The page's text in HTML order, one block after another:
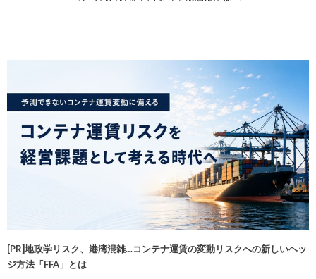
[PR]地政学リスク、港湾混雑…コンテナ運賃の変動リスクへの新しいヘッ
ジ方法「FFA」とは